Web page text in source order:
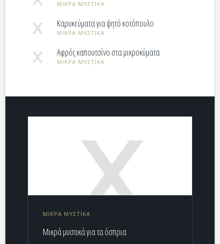
ΜΙΚΡΑ ΜΥΣΤΙΚΑ
Καρυκεύματα για ψητό κοτόπουλο
ΜΙΚΡΑ ΜΥΣΤΙΚΑ
Αφρός καπουτσίνο στα μικροκύματα
ΜΙΚΡΑ ΜΥΣΤΙΚΑ
ΜΙΚΡΑ ΜΥΣΤΙΚΑ
Μικρά μυστικά για τα όσπρια